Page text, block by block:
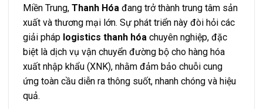
Miền Trung, Thanh Hóa đang trở thành trung tâm sản
xuất và thương mại lớn. Sự phát triển này đòi hỏi các
giải pháp logistics thanh hóa chuyên nghiệp, đặc
biệt là dịch vụ vận chuyển đường bộ cho hàng hóa
xuất nhập khẩu (XNK), nhằm đảm bảo chuỗi cung
ứng toàn cầu diễn ra thông suốt, nhanh chóng và hiệu
quả.